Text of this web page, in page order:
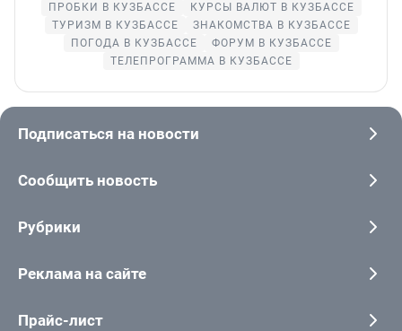
ПРОБКИ В КУЗБАССЕ
КУРСЫ ВАЛЮТ В КУЗБАССЕ
ТУРИЗМ В КУЗБАССЕ
ЗНАКОМСТВА В КУЗБАССЕ
ПОГОДА В КУЗБАССЕ
ФОРУМ В КУЗБАССЕ
ТЕЛЕПРОГРАММА В КУЗБАССЕ
Подписаться на новости
Сообщить новость
Рубрики
Реклама на сайте
Прайс-лист